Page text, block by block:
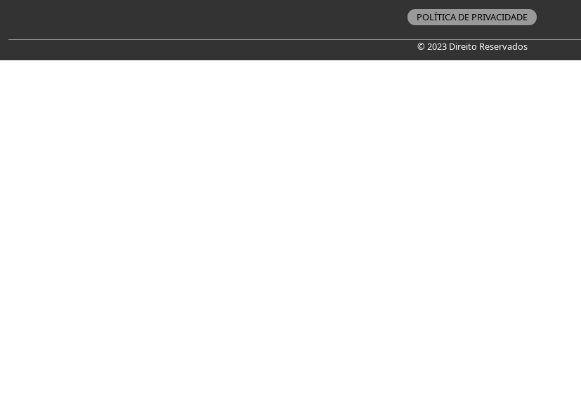
POLÍTICA DE PRIVACIDADE
© 2023 Direito Reservados